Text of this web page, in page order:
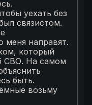
уехать без
связистом.
меня направят.
который
СВО. На самом
быть.
возьму